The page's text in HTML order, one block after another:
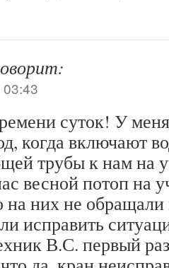
суток! У
когда включают
трубы к нам на
весной потоп на
на них не
исправить
В.С. первый